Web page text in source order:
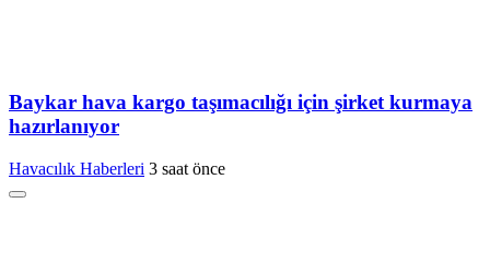
Baykar hava kargo taşımacılığı için şirket kurmaya
hazırlanıyor
Havacılık Haberleri 3 saat önce